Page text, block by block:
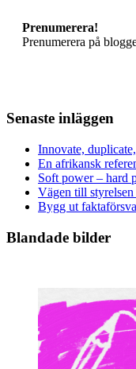
Prenumerera!
Prenumerera på
Senaste inläggen
Innovate,
En afrikansk
Soft power – hard
Vägen till styrelsen
Bygg ut
Blandade bilder